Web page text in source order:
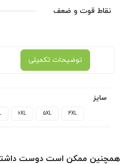
آدیداس
نقاط قوت و ضعف
توضیحات تکمیلی
سایز
4XL
5XL
6XL
همچنین ممکن است دوست